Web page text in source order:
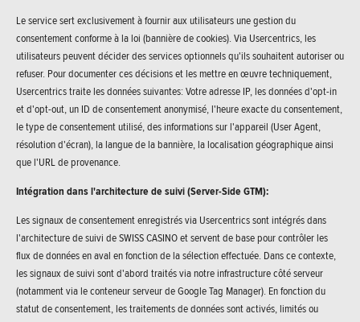
Le service sert exclusivement à fournir aux utilisateurs une gestion du
consentement conforme à la loi (bannière de cookies). Via Usercentrics, les
utilisateurs peuvent décider des services optionnels qu'ils souhaitent autoriser ou
refuser. Pour documenter ces décisions et les mettre en œuvre techniquement,
Usercentrics traite les données suivantes: Votre adresse IP, les données d'opt-in
et d'opt-out, un ID de consentement anonymisé, l'heure exacte du consentement,
le type de consentement utilisé, des informations sur l'appareil (User Agent,
résolution d'écran), la langue de la bannière, la localisation géographique ainsi
que l'URL de provenance.
Intégration dans l'architecture de suivi (Server-Side GTM):
Les signaux de consentement enregistrés via Usercentrics sont intégrés dans
l'architecture de suivi de SWISS CASINO et servent de base pour contrôler les
flux de données en aval en fonction de la sélection effectuée. Dans ce contexte,
les signaux de suivi sont d'abord traités via notre infrastructure côté serveur
(notamment via le conteneur serveur de Google Tag Manager). En fonction du
statut de consentement, les traitements de données sont activés, limités ou